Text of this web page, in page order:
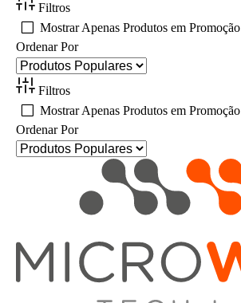
Filtros
Mostrar Apenas Produtos em Promoção
Ordenar Por
Filtros
Mostrar Apenas Produtos em Promoção
Ordenar Por